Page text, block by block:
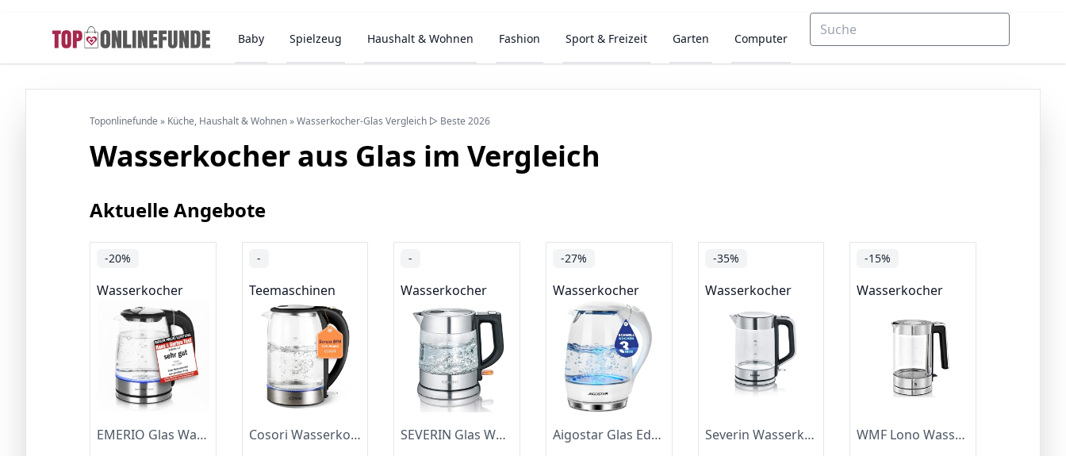
Baby Spielzeug Haushalt & Wohnen Fashion Sport & Freizeit Garten Computer
Toponlinefunde » Küche, Haushalt & Wohnen»Wasserkocher-Glas Vergleich ▷ Beste 2026
Wasserkocher aus Glas im Vergleich
Aktuelle Angebote
-20%
Wasserkocher
EMERIO Glas Wasserkocher mit 1.7 Liter Volumen | 2200 Watt | blaue LED Innenbeleuchtung | 360° Basis | SIEGER Preis/Leistung Haus & Garten Test | bestes Borosilikatglas | Auto Off | WK-119988.7
-
Teemaschinen
Cosori Wasserkocher Glas, Ohne Kunststoffkontakt, ideal für Tee, 1,7 L
-
Wasserkocher
SEVERIN Glas Wasserkocher, 1,0L, leistungsstark und kompakt in hochwertigem Design, elektrischer Wasserkocher mit Kalkfilter, Edelstahl/schwarz, WK 3468
-27%
Wasserkocher
Aigostar Glas Edelstahl Elektrischer Wasserkocher mit LED-Beleuchtung Weiß
-35%
Wasserkocher
Severin Wasserkocher 1,7L, Wasserstandsanzeige, Edelstahl, 2200W
-15%
Wasserkocher
WMF Lono Wasserkocher Glas 1,7 Liter, Glaswasserkocher mit Kalkfilter, kabellos, 3000 Watt, edelstahl matt